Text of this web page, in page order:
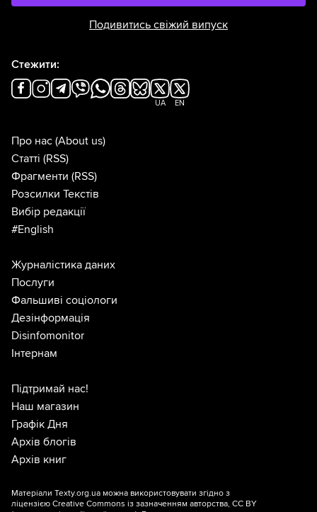
Подивитись свіжий випуск
Стежити:
UA EN
Про нас (About us)
Статті (RSS)
Фрагменти (RSS)
Розсилки Текстів
Вибір редакції
#English
Журналістика даних
Послуги
Фальшиві соціологи
Дезінформація
Disinfomonitor
Інтернам
Підтримай нас!
Наш магазин
Графік Дня
Архів блогів
Архів книг
Матеріали Texty.org.ua можна використовувати згідно з
ліцензією Creative Commons із зазначенням авторства, CC BY